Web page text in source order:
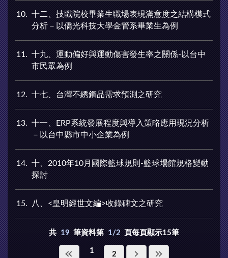
10
十二、技職院校畢業生職場表現滿意度之結構模式
分析－以僑光科技大學金管系畢業生為例
11
十九、運動偏好與運動傷害發生率之關係-以台中
市民眾為例
12 十七、台灣不綉鋼品需求預測之研究
13
十一、ERP系統發展程度與導入策略應用現況分析
－以台中縣市中小企業為例
14
十、2010年10月國際籃球規則-籃球場館規格變動
探討
15 八、<皇明經世文編>收錄碑文之研究
共 19 筆資料第 1/2 頁每頁顯示15筆
1 2